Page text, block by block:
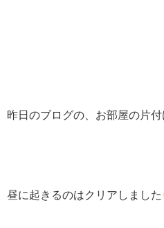
昨日のブログの、お部屋の片
昼に起きるのはクリアしました